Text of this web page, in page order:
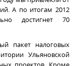
А по итогам 2012
достигнет 70
пакет налоговых
Ульяновской